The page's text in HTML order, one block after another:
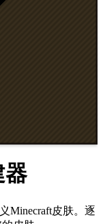
器
Minecraft皮肤。逐